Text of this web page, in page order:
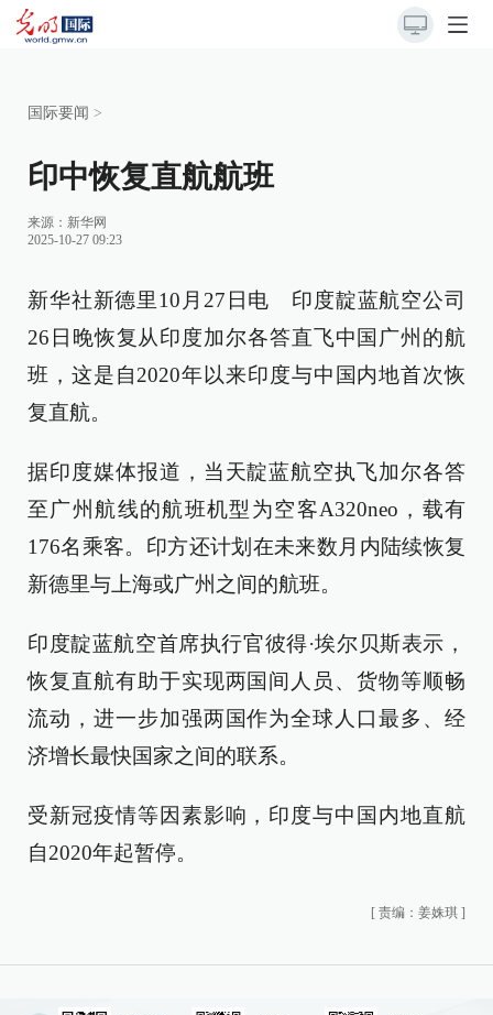
国际要闻 >
印中恢复直航航班
来源： 新华网
2025-10-27 09:23
新华社新德里10月27日电 印度靛蓝航空公司
26日晚恢复从印度加尔各答直飞中国广州的航
班，这是自2020年以来印度与中国内地首次恢
复直航。
据印度媒体报道，当天靛蓝航空执飞加尔各答
至广州航线的航班机型为空客A320neo，载有
176名乘客。印方还计划在未来数月内陆续恢复
新德里与上海或广州之间的航班。
印度靛蓝航空首席执行官彼得·埃尔贝斯表示，
恢复直航有助于实现两国间人员、货物等顺畅
流动，进一步加强两国作为全球人口最多、经
济增长最快国家之间的联系。
受新冠疫情等因素影响，印度与中国内地直航
自2020年起暂停。
[ 责编：姜姝琪 ]